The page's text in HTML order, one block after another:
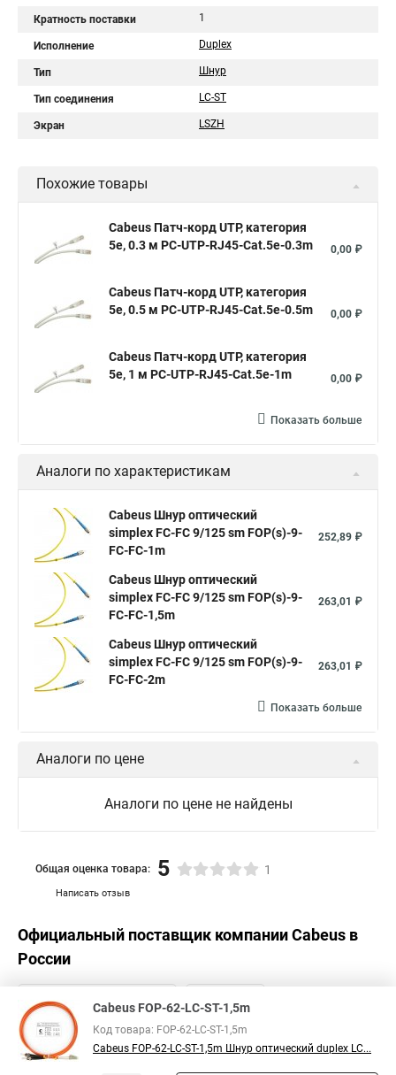
Кратность поставки 1
Исполнение Duplex
Тип Шнур
Тип соединения LC-ST
Экран LSZH
Похожие товары
Cabeus Патч-корд UTP, категория
5e, 0.3 м PC-UTP-RJ45-Cat.5e-0.3m
0,00 ₽
Cabeus Патч-корд UTP, категория
5e, 0.5 м PC-UTP-RJ45-Cat.5e-0.5m
0,00 ₽
Cabeus Патч-корд UTP, категория
5e, 1 м PC-UTP-RJ45-Cat.5e-1m
0,00 ₽
Показать больше
Аналоги по характеристикам
Cabeus Шнур оптический
simplex FC-FC 9/125 sm FOP(s)-9-
FC-FC-1m
252,89 ₽
Cabeus Шнур оптический
simplex FC-FC 9/125 sm FOP(s)-9-
FC-FC-1,5m
263,01 ₽
Cabeus Шнур оптический
simplex FC-FC 9/125 sm FOP(s)-9-
FC-FC-2m
263,01 ₽
Показать больше
Аналоги по цене
Аналоги по цене не найдены
Написать отзыв
Общая оценка товара: 5 1
Официальный поставщик компанииCabeus в
России
Cabeus FOP-62-LC-ST-1,5m
Код товара: FOP-62-LC-ST-1,5m
Cabeus FOP-62-LC-ST-1,5m Шнур оптический duplex LC...